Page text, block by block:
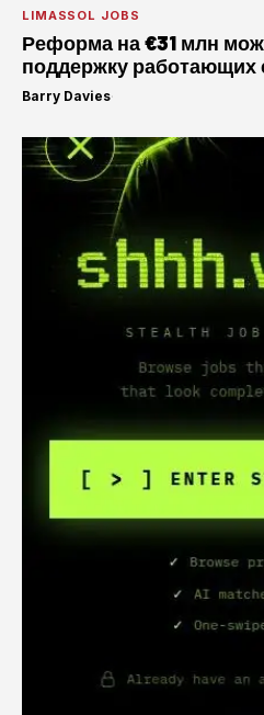
LIMASSOL JOBS
Реформа на €31 млн
поддержку работающих
Barry Davies·